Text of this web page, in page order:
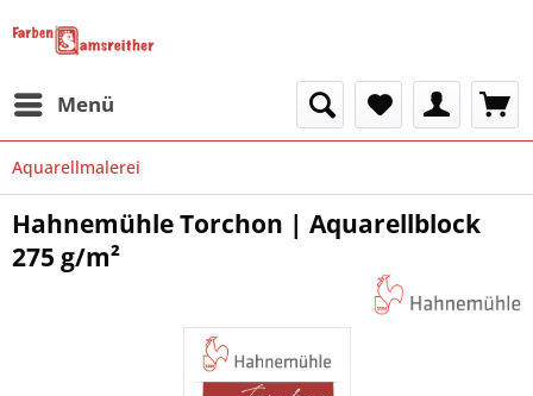
Menü
Aquarellmalerei
Hahnemühle Torchon | Aquarellblock
275 g/m²